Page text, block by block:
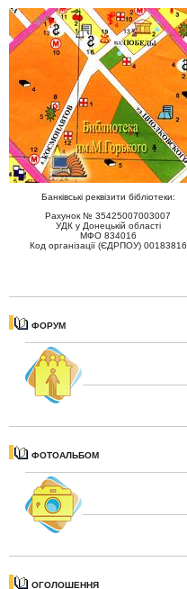
Банківські реквізити бібліотеки:
Рахунок № 35425007003007
УДК у Донецькій області
МФО 834016
Код організації (ЄДРПОУ) 00183816
ФОРУМ
ФОТОАЛЬБОМ
ОГОЛОШЕННЯ